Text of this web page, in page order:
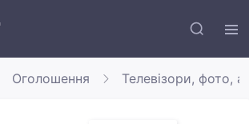
Оголошення Телевізори, фото,